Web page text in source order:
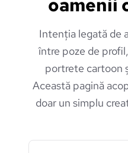
oamenii
Intenția legată de
între poze de
portrete cartoon
Această pagină
doar un simplu